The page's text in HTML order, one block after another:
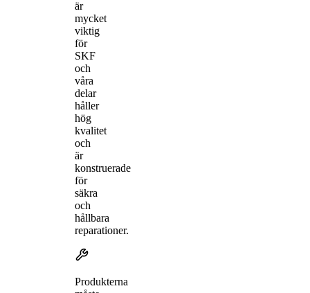
är
mycket
viktig
för
SKF
och
våra
delar
håller
hög
kvalitet
och
är
konstruerade
för
säkra
och
hållbara
reparationer.
Produkterna